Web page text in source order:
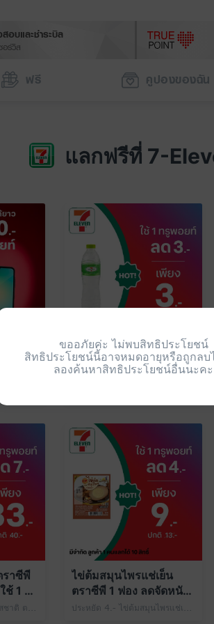
อบและชำระบิล
อร์วิส
ฟรี คูปองของฉัน
แลกฟรีที่ 7-
งเปล่า
อยท์
น้ำดื่มเซเว่นซีเล็ค 600
มล. 1 ขวด ลดจัดหนัก ใช้
าซีพี
1 ทรู
ประหยัด 7.- อกไก่ ทุกรสชาติ ตราซีพี 1 แพ็ก เพียง 33.- ปกติ 40.- ใช้ 1 ทรูพอยท์
ไข่ต้มสมุนไพรแช่เย็น
ตราซีพี 1 ฟอง ลดจัดหนัก
ใช้ 1 ทรูพอยท์
ประหยัด 4.- ไข่ต้มสมุนไพรแช่เย็น ตราซีพี 1 ฟอง เพียง 9.- ปกติ 13.- ใช้ 1 ทรูพอยท์
ขออภัยค่ะ ไม่พบสิทธิประโยชน์
สิทธิประโยชน์นี้อาจหมดอายุหรือถูกลบ
ลองค้นหาสิทธิประโยชน์อื่นนะคะ